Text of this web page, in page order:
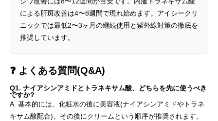
による肝斑改善は4〜8週間で現れ始めます。アイシークリ
ニックでは最低2〜3ヶ月の継続使用と紫外線対策の徹底を
推奨しています。
❓ よくある質問(Q&A)
Q1. ナイアシンアミドとトラネキサム酸、どちらを先に使うべき
ですか?
A. 基本的には、化粧水の後に美容液(ナイアシンアミドやトラネ
キサム酸配合)、その後にクリームという順序が推奨されます。